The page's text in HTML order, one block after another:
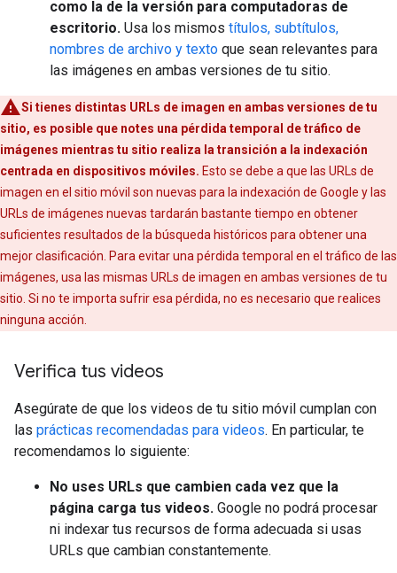
como la de la versión para computadoras de
escritorio. Usa los mismos títulos, subtítulos,
nombres de archivo y texto que sean relevantes para
las imágenes en ambas versiones de tu sitio.
Si tienes distintas URLs de imagen en ambas versiones de tu
sitio, es posible que notes una pérdida temporal de tráfico de
imágenes mientras tu sitio realiza la transición a la indexación
centrada en dispositivos móviles. Esto se debe a que las URLs de
imagen en el sitio móvil son nuevas para la indexación de Google y las
URLs de imágenes nuevas tardarán bastante tiempo en obtener
suficientes resultados de la búsqueda históricos para obtener una
mejor clasificación. Para evitar una pérdida temporal en el tráfico de las
imágenes, usa las mismas URLs de imagen en ambas versiones de tu
sitio. Si no te importa sufrir esa pérdida, no es necesario que realices
ninguna acción.
Verifica tus videos
Asegúrate de que los videos de tu sitio móvil cumplan con
las prácticas recomendadas para videos. En particular, te
recomendamos lo siguiente:
No uses URLs que cambien cada vez que la
página carga tus videos. Google no podrá procesar
ni indexar tus recursos de forma adecuada si usas
URLs que cambian constantemente.